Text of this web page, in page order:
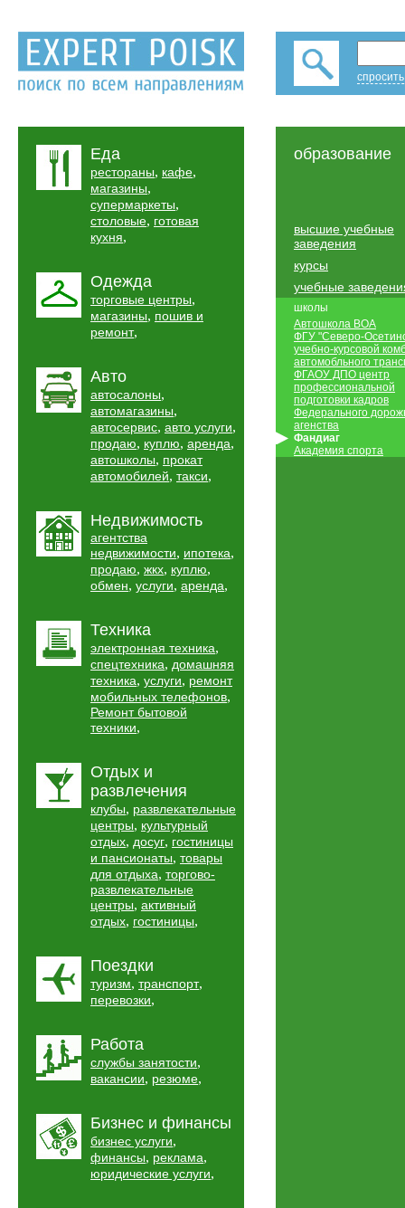
Еда
рестораны, кафе,
магазины,
супермаркеты,
столовые, готовая
кухня,
Одежда
торговые центры,
магазины, пошив и
ремонт,
Авто
автосалоны,
автомагазины,
автосервис, авто услуги,
продаю, куплю, аренда,
автошколы, прокат
автомобилей, такси,
Недвижимость
агентства
недвижимости, ипотека,
продаю, жкх, куплю,
обмен, услуги, аренда,
Техника
электронная техника,
спецтехника, домашняя
техника, услуги, ремонт
мобильных телефонов,
Ремонт бытовой
техники,
Отдых и
развлечения
клубы, развлекательные
центры, культурный
отдых, досуг, гостиницы
и пансионаты, товары
для отдыха, торгово-
развлекательные
центры, активный
отдых, гостиницы,
Поездки
туризм, транспорт,
перевозки,
Работа
службы занятости,
вакансии, резюме,
Бизнес и финансы
бизнес услуги,
финансы, реклама,
юридические услуги,
образование
высшие учебные
заведения
курсы
учебные
школы
Автошкола ВОА
ФГУ "Северо-
учебно-курсовой
автомобльного
ФГАОУ ДПО центр
профессиональной
подготовки кадров
Федерального
агенства
Фандиаг
Академия спорта